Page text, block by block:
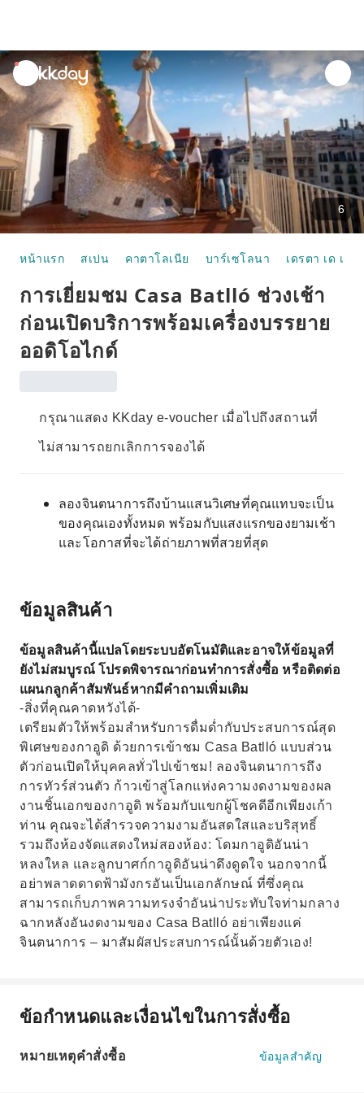
unread
notifications
6
หน้าแรก สเปน คาตาโลเนีย บาร์เซโลนา เดรตา เด เล็
การเยี่ยมชม Casa Batlló ช่วงเช้า
ก่อนเปิดบริการพร้อมเครื่องบรรยาย
ออดิโอไกด์
กรุณาแสดง KKday e-voucher เมื่อไปถึงสถานที่
ไม่สามารถยกเลิกการจองได้
ลองจินตนาการถึงบ้านแสนวิเศษที่คุณแทบจะเป็น
ของคุณเองทั้งหมด พร้อมกับแสงแรกของยามเช้า
และโอกาสที่จะได้ถ่ายภาพที่สวยที่สุด
ข้อมูลสินค้า
ข้อมูลสินค้านี้แปลโดยระบบอัตโนมัติและอาจให้ข้อมูลที่
ยังไม่สมบูรณ์ โปรดพิจารณาก่อนทำการสั่งซื้อ หรือติดต่อ
แผนกลูกค้าสัมพันธ์หากมีคำถามเพิ่มเติม
-สิ่งที่คุณคาดหวังได้-
เตรียมตัวให้พร้อมสำหรับการดื่มด่ำกับประสบการณ์สุด
พิเศษของกาอูดิ ด้วยการเข้าชม Casa Batlló แบบส่วน
ตัวก่อนเปิดให้บุคคลทั่วไปเข้าชม! ลองจินตนาการถึง
การทัวร์ส่วนตัว ก้าวเข้าสู่โลกแห่งความงดงามของผล
งานชิ้นเอกของกาอูดิ พร้อมกับแขกผู้โชคดีอีกเพียงเก้า
ท่าน คุณจะได้สำรวจความงามอันสดใสและบริสุทธิ์
รวมถึงห้องจัดแสดงใหม่สองห้อง: โดมกาอูดิอันน่า
หลงใหล และลูกบาศก์กาอูดิอันน่าดึงดูดใจ นอกจากนี้
อย่าพลาดดาดฟ้ามังกรอันเป็นเอกลักษณ์ ที่ซึ่งคุณ
สามารถเก็บภาพความทรงจำอันน่าประทับใจท่ามกลาง
ฉากหลังอันงดงามของ Casa Batlló อย่าเพียงแค่
จินตนาการ – มาสัมผัสประสบการณ์นั้นด้วยตัวเอง!
ข้อกำหนดและเงื่อนไขในการสั่งซื้อ
หมายเหตุคำสั่งซื้อ ข้อมูลสำคัญ